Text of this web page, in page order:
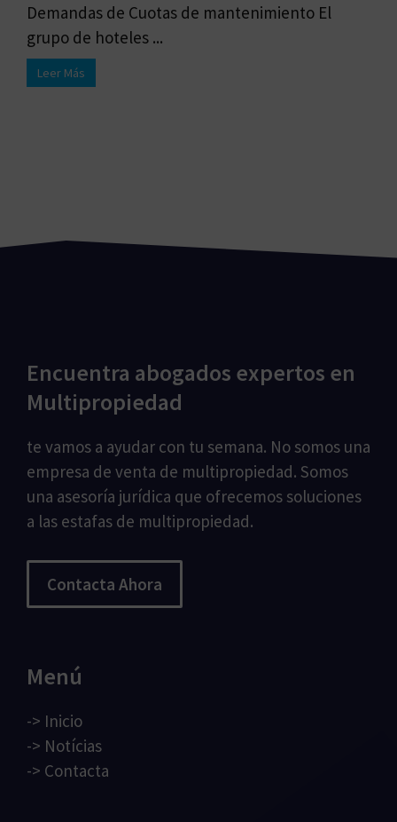
Demandas de Cuotas de mantenimiento El
grupo de hoteles ...
Leer Más
Encuentra abogados expertos en
Multipropiedad
te vamos a ayudar con tu semana. No somos una
empresa de venta de multipropiedad. Somos
una asesoría jurídica que ofrecemos soluciones
a las estafas de multipropiedad.
Contacta Ahora
Menú
-> Inicio
-> Notícias
-> Contacta